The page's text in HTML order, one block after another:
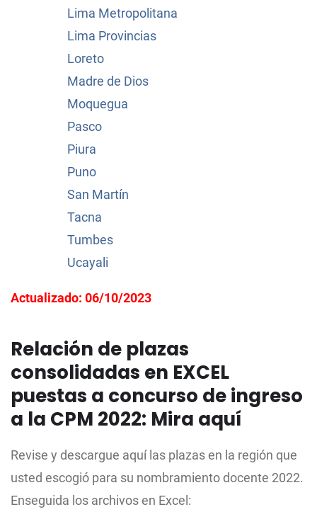
Lima Metropolitana
Lima Provincias
Loreto
Madre de Dios
Moquegua
Pasco
Piura
Puno
San Martín
Tacna
Tumbes
Ucayali
Actualizado: 06/10/2023
Relación de plazas
consolidadas en EXCEL
puestas a concurso de ingreso
a la CPM 2022: Mira aquí
Revise y descargue aquí las plazas en la región que
usted escogió para su nombramiento docente 2022.
Enseguida los archivos en Excel: